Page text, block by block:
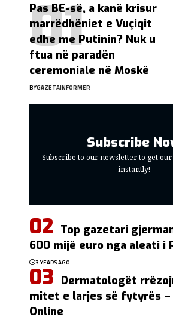
Pas BE-së, a kanë krisur
marrëdhëniet e Vuçiqit
edhe me Putinin? Nuk u
ftua në paradën
ceremoniale në Moskë
BYGAZETAINFORMER
Subscribe
Subscribe to our newsletter to get
instantly!
Top gazetari
600 mijë euro nga aleati i
3 YEARS AGO
Dermatologët
mitet e larjes së fytyrës –
Online